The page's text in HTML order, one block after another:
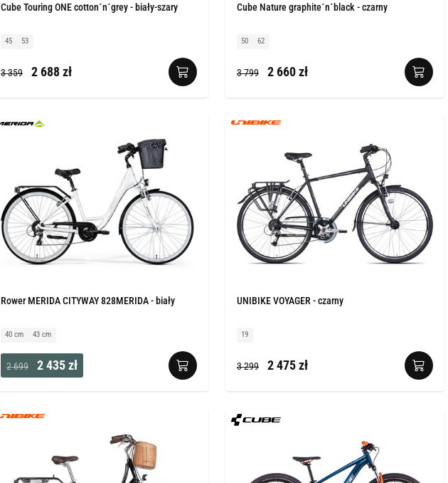
Cube Touring ONE cotton´n´grey - biały-szary
45 53
3 359 2 688 zł
Cube Nature graphite´n´black - czarny
50 62
3 799 2 660 zł
Rower MERIDA CITYWAY 828MERIDA - biały
40 cm 43 cm
2 699 2 435 zł
UNIBIKE VOYAGER - czarny
19
3 299 2 475 zł